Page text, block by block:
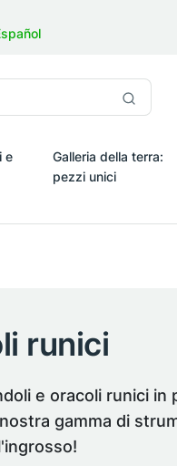
e
Galleria della terra:
pezzi unici
runici
e oracoli runici in
gamma di